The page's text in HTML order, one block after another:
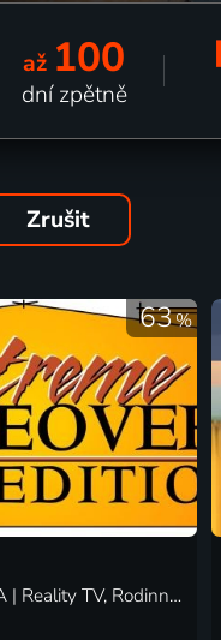
až 100
dní zpětně
Zrušit
63%
2003-2004 | USA | Reality TV, Rodinný, Drama, Komedie